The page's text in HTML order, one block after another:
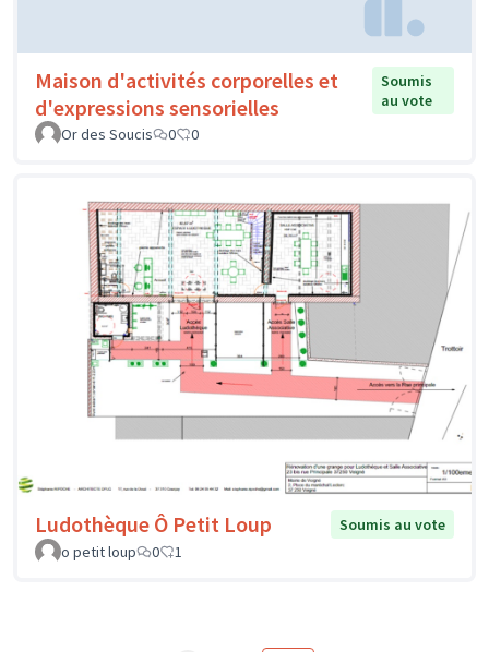
Maison d'activités corporelles et
d'expressions sensorielles
Soumis
au vote
Or des Soucis
0 0
Ludothèque Ô Petit Loup
Soumis au vote
o petit loup
0 1